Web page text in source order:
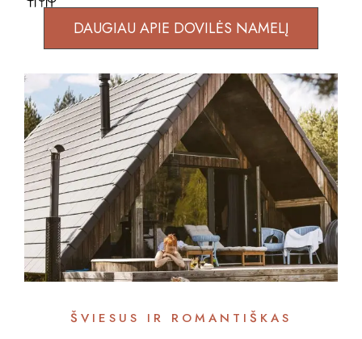
DAUGIAU APIE DOVILĖS NAMELĮ
ŠVIESUS IR ROMANTIŠKAS